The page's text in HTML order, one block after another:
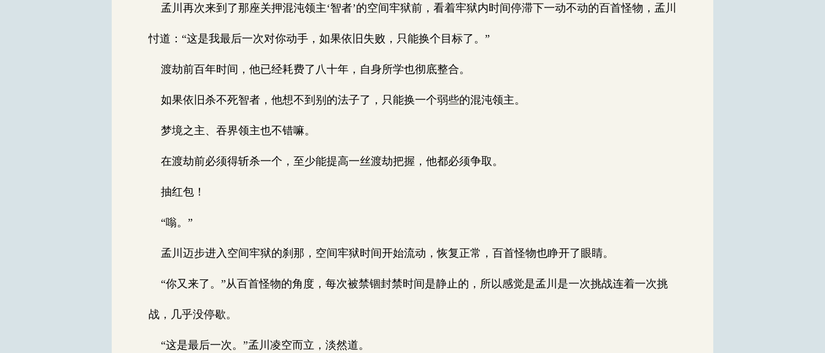
孟川再次来到了那座关押混沌领主‘智者’的空间牢狱前，看着牢狱内时间停滞下一动不动的百首怪物，孟川
忖道：“这是我最后一次对你动手，如果依旧失败，只能换个目标了。”
渡劫前百年时间，他已经耗费了八十年，自身所学也彻底整合。
如果依旧杀不死智者，他想不到别的法子了，只能换一个弱些的混沌领主。
梦境之主、吞界领主也不错嘛。
在渡劫前必须得斩杀一个，至少能提高一丝渡劫把握，他都必须争取。
抽红包！
“嗡。”
孟川迈步进入空间牢狱的刹那，空间牢狱时间开始流动，恢复正常，百首怪物也睁开了眼睛。
“你又来了。”从百首怪物的角度，每次被禁锢封禁时间是静止的，所以感觉是孟川是一次挑战连着一次挑
战，几乎没停歇。
“这是最后一次。”孟川凌空而立，淡然道。